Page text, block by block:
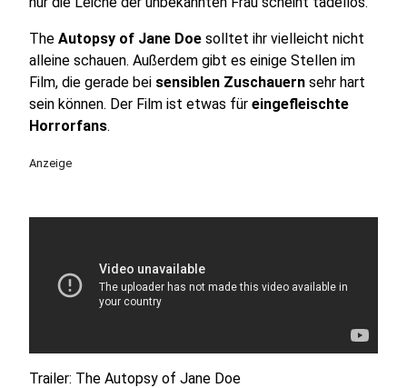
The Autopsy of Jane Doe solltet ihr vielleicht nicht
alleine schauen. Außerdem gibt es einige Stellen im
Film, die gerade bei sensiblen Zuschauern sehr hart
sein können. Der Film ist etwas für eingefleischte
Horrorfans.
Anzeige
Trailer: The Autopsy of Jane Doe